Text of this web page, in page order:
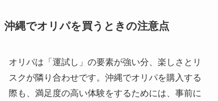
沖縄でオリパを買うときの注意点
オリパは「運試し」の要素が強い分、楽しさとリ
スクが隣り合わせです。沖縄でオリパを購入する
際も、満足度の高い体験をするためには、事前に